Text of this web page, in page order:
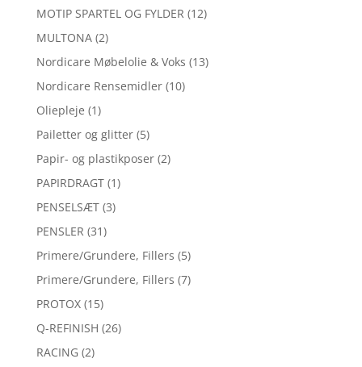
MOTIP SPARTEL OG FYLDER (12)
MULTONA (2)
Nordicare Møbelolie & Voks (13)
Nordicare Rensemidler (10)
Oliepleje (1)
Pailetter og glitter (5)
Papir- og plastikposer (2)
PAPIRDRAGT (1)
PENSELSÆT (3)
PENSLER (31)
Primere/Grundere, Fillers (5)
Primere/Grundere, Fillers (7)
PROTOX (15)
Q-REFINISH (26)
RACING (2)